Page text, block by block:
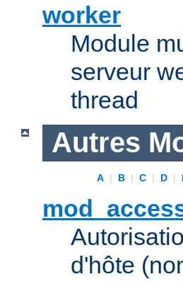
worker
Module
serveur
thread
Autres
A | B | C | D |
d'hôte